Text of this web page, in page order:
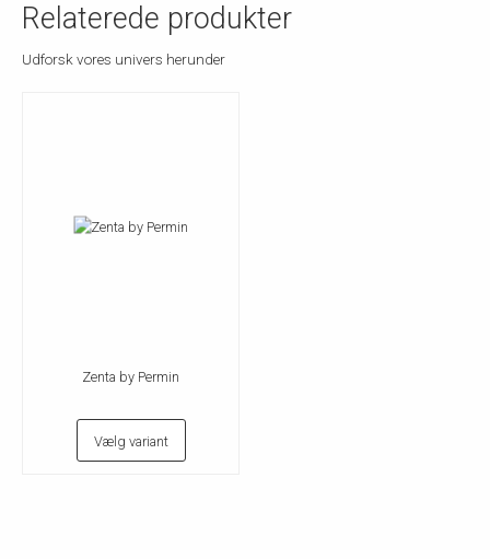
Relaterede produkter
Udforsk vores univers herunder
Zenta by Permin
Vælg variant